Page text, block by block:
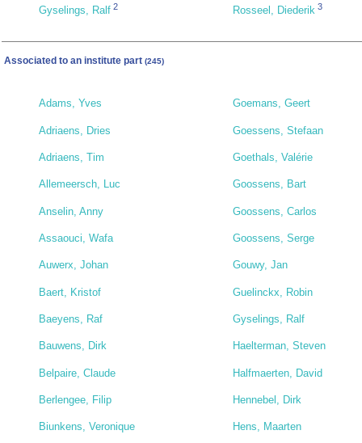
Gyselings, Ralf 2 Rosseel, Diederik 3
Associated to an institute part (245)
Adams, Yves
Adriaens, Dries
Adriaens, Tim
Allemeersch, Luc
Anselin, Anny
Assaouci, Wafa
Auwerx, Johan
Baert, Kristof
Baeyens, Raf
Bauwens, Dirk
Belpaire, Claude
Berlengee, Filip
Biunkens, Veronique
Goemans, Geert
Goessens, Stefaan
Goethals, Valérie
Goossens, Bart
Goossens, Carlos
Goossens, Serge
Gouwy, Jan
Guelinckx, Robin
Gyselings, Ralf
Haelterman, Steven
Halfmaerten, David
Hennebel, Dirk
Hens, Maarten